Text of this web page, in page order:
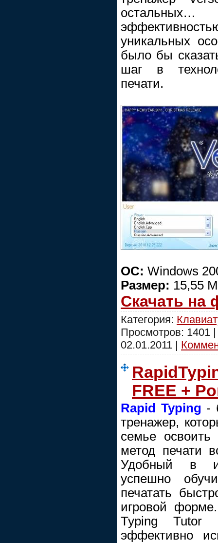
уникальных
было бы
шаг в
печати.
ОС: Windows
Размер: 15,55
Скачать на
Категория:
Просмотров: 1401
02.01.2011 |
FREE +
Rapid Typing -
тренажер,
семье освоить
метод печати
Удобный в
успешно
печатать
игровой
Typing Tutor
эффективно